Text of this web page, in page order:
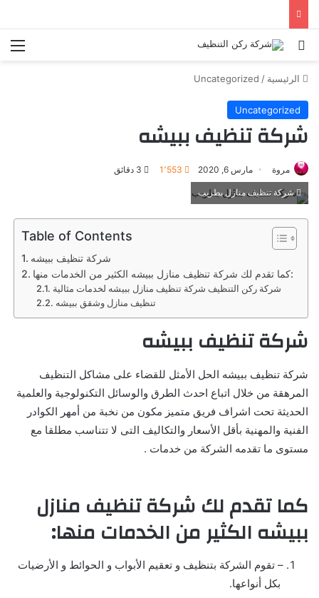
الرئيسية /
Uncategorized
Uncategorized
شركة تنظيف ببيشه
مروة مارس 6, 2020 1٬553
شركة تنظيف منازل بطريب
Table of Contents
شركة تنظيف ببيشه
كما تقدم لك شركة تنظيف منازل ببيشه الكثير من الخدمات منها:
شركة ركن التنظيف شركة تنظيف منازل ببيشه لخدمات مثالية
تنظيف منازل وشقق ببيشه
شركة تنظيف ببيشه
شركة تنظيف ببيشه الحل الأمثل للقضاء على مشاكل التنظيف
المرهقة من خلال اتباع احدث الطرق والوسائل التكنولوجية والعلمية
الحديثة تحت اشراف فريق متميز مكون من نخبة من أمهر الكوادر
الفنية والمهنية بأقل الأسعار والتكاليف التى لا تتناسب مطلقا مع
مستوى ما تقدمه الشركة من خدمات .
كما تقدم لك شركة تنظيف منازل
ببيشه الكثير من الخدمات منها:
– تقوم الشركة بتنظيف و تعقيم الأبواب و الحوائط و الأرضيات
بكل أنواعها.